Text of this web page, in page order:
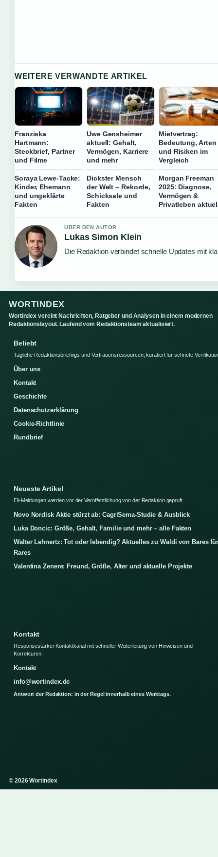
WEITERE VERWANDTE ARTIKEL
Franziska
Hartmann:
Steckbrief, Partner
und Filme
Uwe Gensheimer
aktuell: Gehalt,
Vermögen, Karriere
und mehr
Mietvertrag:
Bedeutung, Arten
und Risiken im
Vergleich
Soraya Lewe-Tacke:
Kinder, Ehemann
und ungeklärte
Fakten
Dickster Mensch
der Welt – Rekorde,
Schicksale und
Fakten
Morgan Freeman
2025: Diagnose,
Vermögen &
Privatleben
UBER DEN AUTOR
Lukas Simon Klein
Die Redaktion verbindet schnelle Updates mit
WORTINDEX
Wortindex vereint Nachrichten, Ratgeber und Analysen in einem modernen
Redaktionslayout. Laufend vom Redaktionsteam aktualisiert.
Beliebt
Tagliche Redaktionsbriefings und Vertrauensressourcen, kuratiert fur schnelle
Über uns
Kontakt
Geschichte
Datenschutzerklärung
Cookie-Richtlinie
Rundbrief
Neueste Artikel
Eil-Meldungen werden vor der Veroffentlichung von der Redaktion gepruft.
Novo Nordisk Aktie stürzt ab: CagriSema-Studie & Ausblick
Luka Doncic: Größe, Gehalt, Familie und mehr – alle Fakten
Walter Lehnertz: Tot oder lebendig? Aktuelles zu Waldi von Bares
Rares
Valentina Zenere: Freund, Größe, Alter und aktuelle Projekte
Kontakt
Responsestarker Kontaktkanal mit schneller Weiterleitung von Hinweisen und
Korrekturen.
Kontakt
info@wortindex.de
Antwort der Redaktion: in der Regel innerhalb eines Werktags.
© 2026 Wortindex